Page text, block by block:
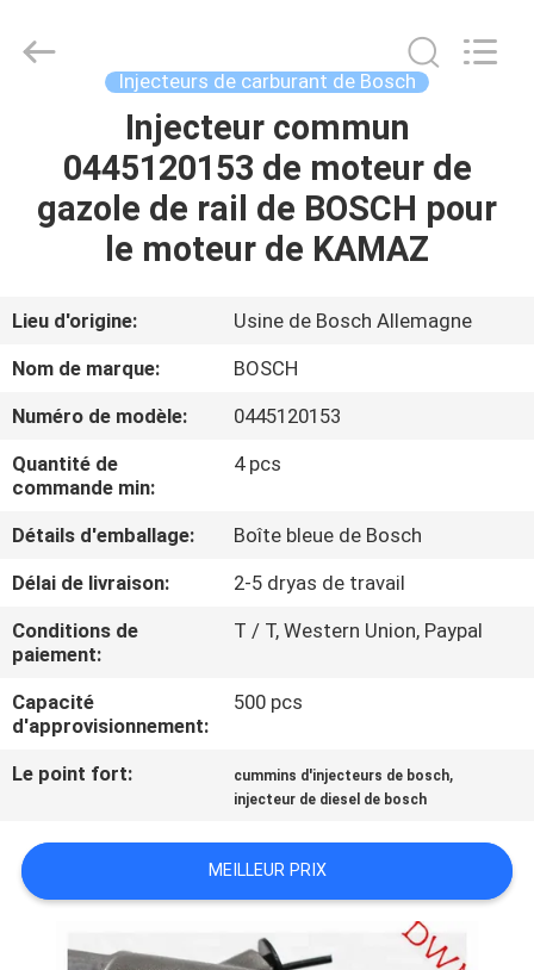
MAISON
PRODUITS
SUJET
DE
NOUS
VISITE
D'USINE
CONTRÔLE
DE
QUALITÉ
CONTACTEZ-
NOUS
DEMANDEZ
UNE
CITATION
Auto
Injecteurs de carburant de Bosch
Injecteur commun
0445120153 de moteur de
gazole de rail de BOSCH pour
le moteur de KAMAZ
Lieu d'origine:
Usine de Bosch Allemagne
Nom de marque:
BOSCH
Numéro de modèle:
0445120153
Quantité de
commande min:
4 pcs
Détails d'emballage:
Boîte bleue de Bosch
Délai de livraison:
2-5 dryas de travail
Conditions de
paiement:
T / T, Western Union, Paypal
Capacité
d'approvisionnement:
500 pcs
Le point fort: cummins d'injecteurs de bosch,
injecteur de diesel de bosch
MEILLEUR PRIX